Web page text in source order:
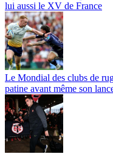
lui aussi le XV de France
Le Mondial des clubs de
patine avant même son